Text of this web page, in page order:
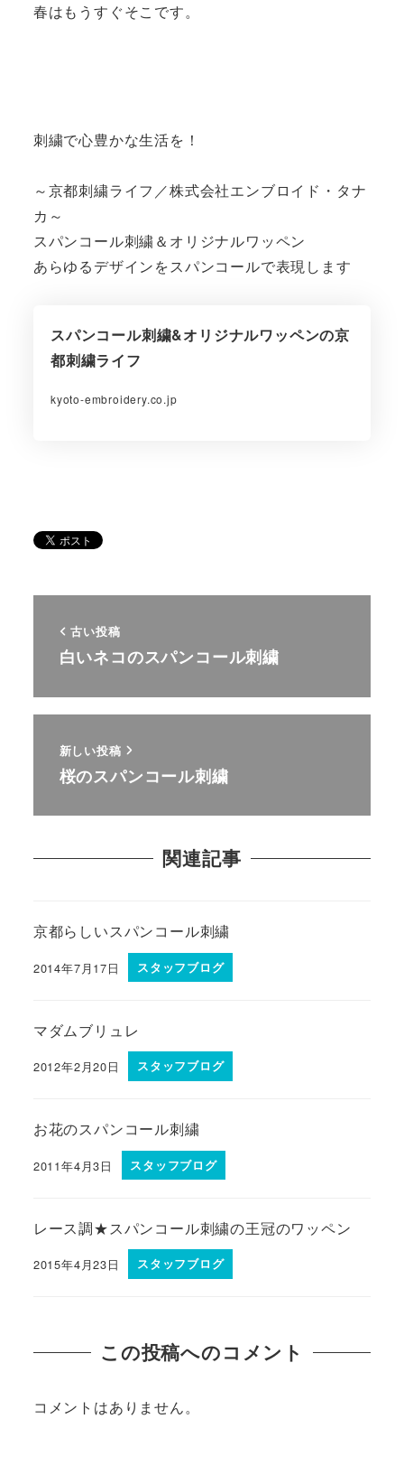
春はもうすぐそこです。
刺繍で心豊かな生活を！
～京都刺繍ライフ／株式会社エンブロイド・タナ
カ～
スパンコール刺繍＆オリジナルワッペン
あらゆるデザインをスパンコールで表現します
スパンコール刺繍&オリジナルワッペンの京
都刺繍ライフ
kyoto-embroidery.co.jp
古い投稿
白いネコのスパンコール刺繍
新しい投稿
桜のスパンコール刺繍
関連記事
京都らしいスパンコール刺繍
2014年7月17日 スタッフブログ
マダムブリュレ
2012年2月20日 スタッフブログ
お花のスパンコール刺繍
2011年4月3日 スタッフブログ
レース調★スパンコール刺繍の王冠のワッペン
2015年4月23日 スタッフブログ
この投稿へのコメント
コメントはありません。